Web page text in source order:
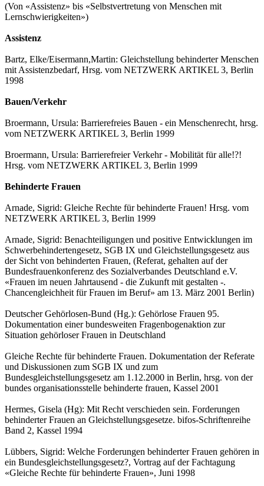
(Von «Assistenz» bis «Selbstvertretung von Menschen mit
Lernschwierigkeiten»)
Assistenz
Bartz, Elke/Eisermann,Martin: Gleichstellung behinderter Menschen
mit Assistenzbedarf, Hrsg. vom NETZWERK ARTIKEL 3, Berlin
1998
Bauen/Verkehr
Broermann, Ursula: Barrierefreies Bauen - ein Menschenrecht, hrsg.
vom NETZWERK ARTIKEL 3, Berlin 1999
Broermann, Ursula: Barrierefreier Verkehr - Mobilität für alle!?!
Hrsg. vom NETZWERK ARTIKEL 3, Berlin 1999
Behinderte Frauen
Arnade, Sigrid: Gleiche Rechte für behinderte Frauen! Hrsg. vom
NETZWERK ARTIKEL 3, Berlin 1999
Arnade, Sigrid: Benachteiligungen und positive Entwicklungen im
Schwerbehindertengesetz, SGB IX und Gleichstellungsgesetz aus
der Sicht von behinderten Frauen, (Referat, gehalten auf der
Bundesfrauenkonferenz des Sozialverbandes Deutschland e.V.
«Frauen im neuen Jahrtausend - die Zukunft mit gestalten -.
Chancengleichheit für Frauen im Beruf» am 13. März 2001 Berlin)
Deutscher Gehörlosen-Bund (Hg.): Gehörlose Frauen 95.
Dokumentation einer bundesweiten Fragenbogenaktion zur
Situation gehörloser Frauen in Deutschland
Gleiche Rechte für behinderte Frauen. Dokumentation der Referate
und Diskussionen zum SGB IX und zum
Bundesgleichstellungsgesetz am 1.12.2000 in Berlin, hrsg. von der
bundes organisationsstelle behinderte frauen, Kassel 2001
Hermes, Gisela (Hg): Mit Recht verschieden sein. Forderungen
behinderter Frauen an Gleichstellungsgesetze. bifos-Schriftenreihe
Band 2, Kassel 1994
Lübbers, Sigrid: Welche Forderungen behinderter Frauen gehören in
ein Bundesgleichstellungsgesetz?, Vortrag auf der Fachtagung
«Gleiche Rechte für behinderte Frauen», Juni 1998